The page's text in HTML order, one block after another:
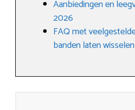
Aanbiedingen en
2026
FAQ met
banden laten wisselen